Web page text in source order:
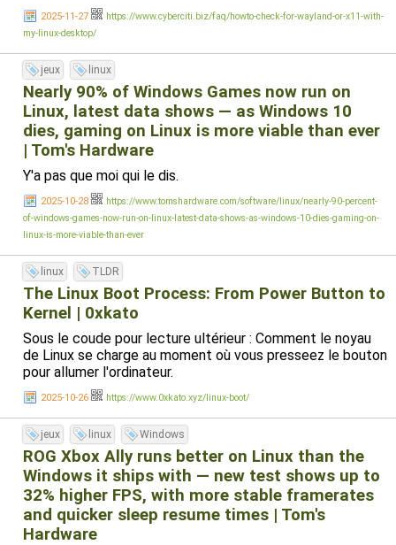
2025-11-27
https://www.cyberciti.biz/faq/howto-check-for-wayland-or-x11-with-
my-linux-desktop/
jeux linux
Nearly 90% of Windows Games now run on
Linux, latest data shows — as Windows 10
dies, gaming on Linux is more viable than ever
| Tom's Hardware
Y'a pas que moi qui le dis.
2025-10-28
https://www.tomshardware.com/software/linux/nearly-90-percent-
of-windows-games-now-run-on-linux-latest-data-shows-as-windows-10-dies-gaming-on-
linux-is-more-viable-than-ever
linux TLDR
The Linux Boot Process: From Power Button to
Kernel | 0xkato
Sous le coude pour lecture ultérieur : Comment le noyau
de Linux se charge au moment où vous presseez le bouton
pour allumer l'ordinateur.
2025-10-26 https://www.0xkato.xyz/linux-boot/
jeux linux Windows
ROG Xbox Ally runs better on Linux than the
Windows it ships with — new test shows up to
32% higher FPS, with more stable framerates
and quicker sleep resume times | Tom's
Hardware